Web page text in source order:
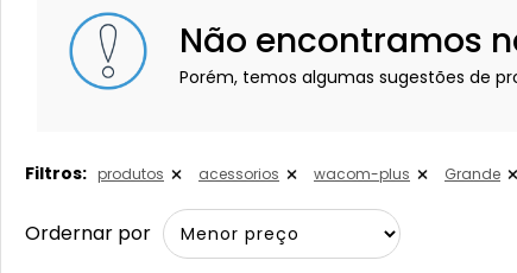
Não encontramos
Porém, temos algumas sugestões de
Filtros: produtos acessorios wacom-plus Grande
Ordernar por